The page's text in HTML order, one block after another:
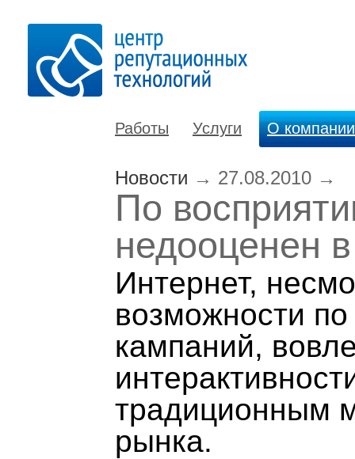
Работы Услуги О компании
Новости → 27.08.2010 →
По
недооценен
Интернет,
возможности
кампаний,
традиционным
рынка.